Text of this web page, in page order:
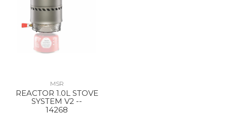
MSR
REACTOR 1.0L STOVE
SYSTEM V2 --
14268